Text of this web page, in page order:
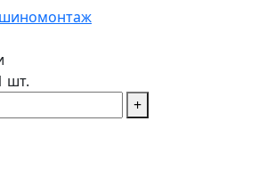
шиномонтаж
шт.
+